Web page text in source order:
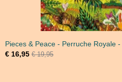
Pieces & Peace - Perruche Royale
€ 16,95 € 19,95